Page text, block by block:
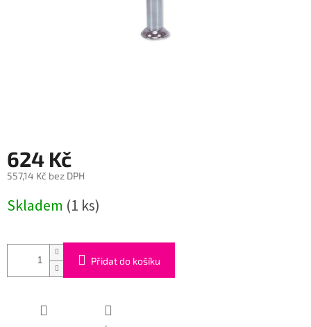
624 Kč
557,14 Kč bez DPH
cena:
Skladem (1 ks)
Přidat do košíku